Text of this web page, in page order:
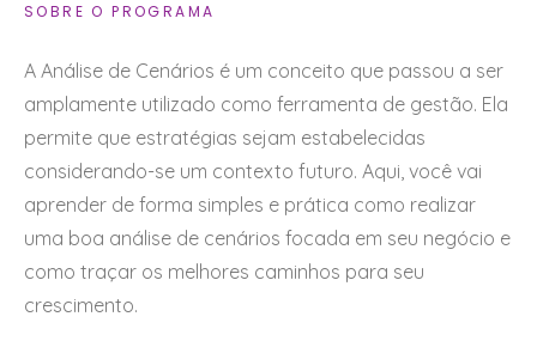
SOBRE O PROGRAMA
A Análise de Cenários é um conceito que passou a ser
amplamente utilizado como ferramenta de gestão. Ela
permite que estratégias sejam estabelecidas
considerando-se um contexto futuro. Aqui, você vai
aprender de forma simples e prática como realizar
uma boa análise de cenários focada em seu negócio e
como traçar os melhores caminhos para seu
crescimento.